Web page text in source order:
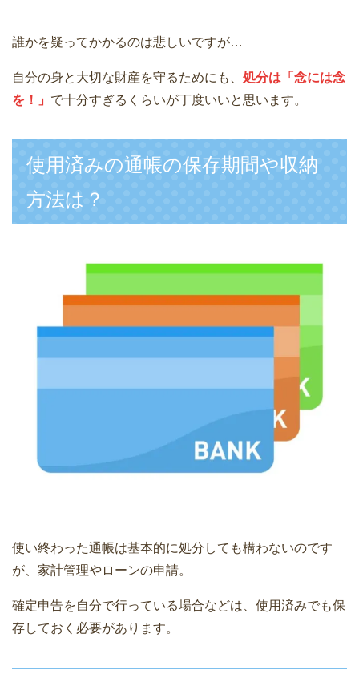
誰かを疑ってかかるのは悲しいですが…
自分の身と大切な財産を守るためにも、 処分は「念には念
を！」 で十分すぎるくらいが丁度いいと思います。
使用済みの通帳の保存期間や収納
方法は？
使い終わった通帳は基本的に処分しても構わないのです
が、家計管理やローンの申請。
確定申告を自分で行っている場合などは、使用済みでも保
存しておく必要があります。